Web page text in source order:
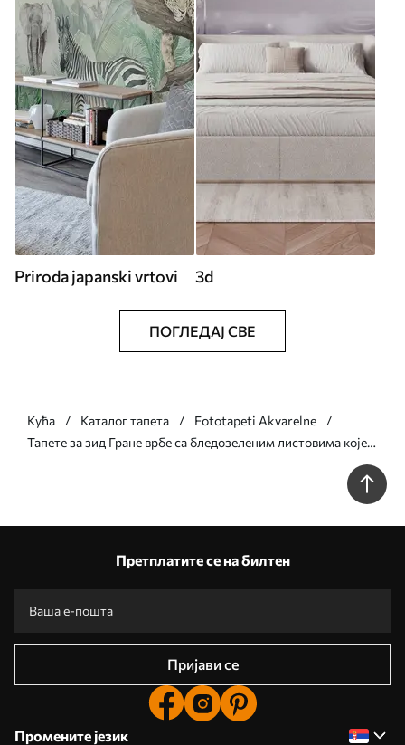
Priroda japanski vrtovi 3d
ПОГЛЕДАЈ СВЕ
Кућа Каталог тапета
Fototapeti Akvarelne
Тапете за зид Гране врбе са бледозеленим листовима које
Претплатите се на билтен
Пријави се
Промените језик